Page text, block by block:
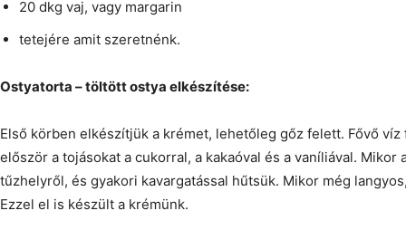
20 dkg vaj, vagy margarin
tetejére amit szeretnénk.
Ostyatorta – töltött ostya elkészítése:
Első körben elkészítjük a krémet, lehetőleg gőz felett. Fővő
először a tojásokat a cukorral, a kakaóval és a vaníliával.
tűzhelyről, és gyakori kavargatással hűtsük. Mikor még
Ezzel el is készült a krémünk.